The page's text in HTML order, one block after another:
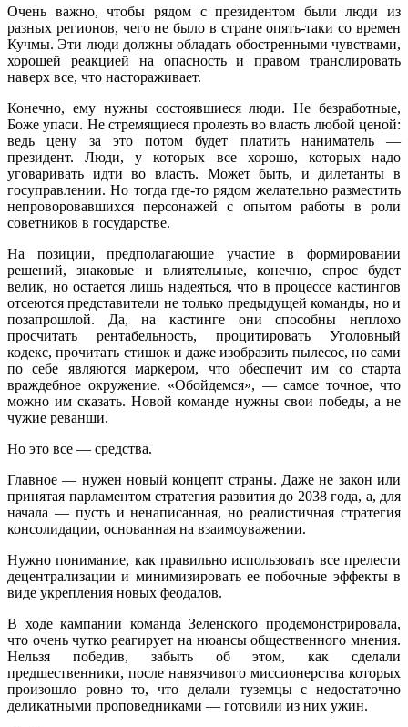
Очень важно, чтобы рядом с президентом были люди из
разных регионов, чего не было в стране опять-таки со времен
Кучмы. Эти люди должны обладать обостренными чувствами,
хорошей реакцией на опасность и правом транслировать
наверх все, что настораживает.
Конечно, ему нужны состоявшиеся люди. Не безработные,
Боже упаси. Не стремящиеся пролезть во власть любой ценой:
ведь цену за это потом будет платить наниматель —
президент. Люди, у которых все хорошо, которых надо
уговаривать идти во власть. Может быть, и дилетанты в
госуправлении. Но тогда где-то рядом желательно разместить
непроворовавшихся персонажей с опытом работы в роли
советников в государстве.
На позиции, предполагающие участие в формировании
решений, знаковые и влиятельные, конечно, спрос будет
велик, но остается лишь надеяться, что в процессе кастингов
отсеются представители не только предыдущей команды, но и
позапрошлой. Да, на кастинге они способны неплохо
просчитать рентабельность, процитировать Уголовный
кодекс, прочитать стишок и даже изобразить пылесос, но сами
по себе являются маркером, что обеспечит им со старта
враждебное окружение. «Обойдемся», — самое точное, что
можно им сказать. Новой команде нужны свои победы, а не
чужие реванши.
Но это все — средства.
Главное — нужен новый концепт страны. Даже не закон или
принятая парламентом стратегия развития до 2038 года, а, для
начала — пусть и ненаписанная, но реалистичная стратегия
консолидации, основанная на взаимоуважении.
Нужно понимание, как правильно использовать все прелести
децентрализации и минимизировать ее побочные эффекты в
виде укрепления новых феодалов.
В ходе кампании команда Зеленского продемонстрировала,
что очень чутко реагирует на нюансы общественного мнения.
Нельзя победив, забыть об этом, как сделали
предшественники, после навязчивого миссионерства которых
произошло ровно то, что делали туземцы с недостаточно
деликатными проповедниками — готовили из них ужин.